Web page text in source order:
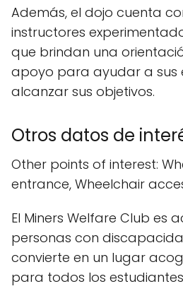
Además, el dojo cuenta
instructores
que brindan una
apoyo para ayudar a sus
alcanzar sus objetivos.
Otros datos de
Other points of interest:
entrance, Wheelchair
El Miners Welfare Club es
personas con
convierte en un lugar
para todos los